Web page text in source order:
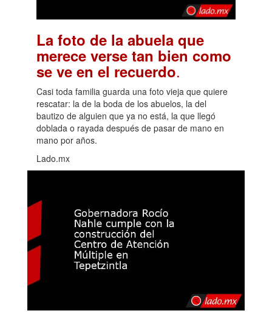
La foto de la abuela que
merece verse tan bien como
se ve en el recuerdo.
Casi toda familia guarda una foto vieja que quiere
rescatar: la de la boda de los abuelos, la del
bautizo de alguien que ya no está, la que llegó
doblada o rayada después de pasar de mano en
mano por años.
Lado.mx